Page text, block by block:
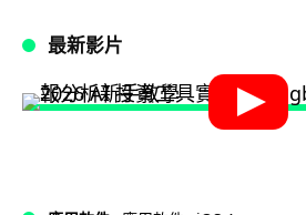
最新影片